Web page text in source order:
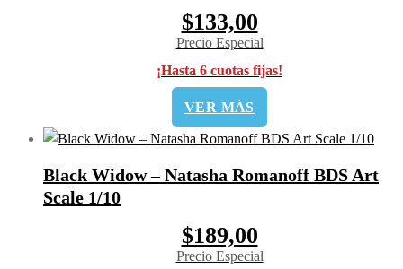
$133,00
Precio Especial
¡Hasta 6 cuotas fijas!
VER MÁS
Black Widow – Natasha Romanoff BDS Art
Scale 1/10
$189,00
Precio Especial